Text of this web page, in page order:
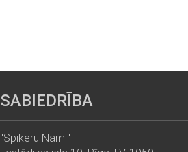
SABIEDRĪBA
"Spikeru Nami"